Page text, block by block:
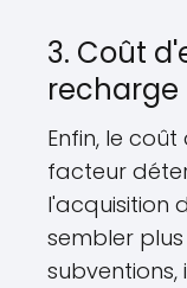
3. Coût
recharge
Enfin, le coût
facteur
l'acquisition
sembler
subventions,